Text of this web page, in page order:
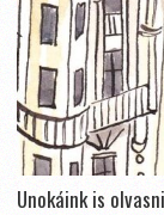
Unokáink is